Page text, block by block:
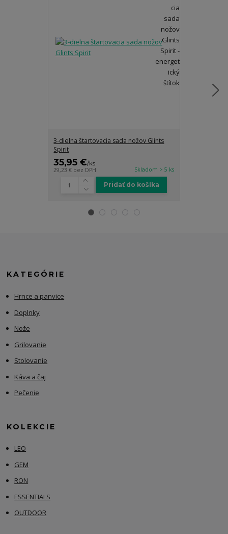
3-dielna štartovacia sada nožov Glints
Spirit
35,95 €/ks
29,23 € bez DPH Skladom > 5 ks
Pridať do košíka
KATEGÓRIE
Hrnce a panvice
Doplnky
Nože
Grilovanie
Stolovanie
Káva a čaj
Pečenie
KOLEKCIE
LEO
GEM
RON
ESSENTIALS
OUTDOOR